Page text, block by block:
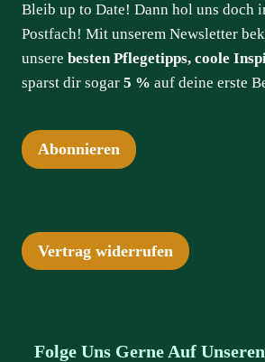
Bleib up to Date! Dann hol uns doch
Postfach! Mit unserem Newsletter
unsere besten Pflegetipps, coole
sparst dir sogar 5 % auf deine erste
Abonnieren
Vertrag widerrufen
Folge Uns Gerne Auf